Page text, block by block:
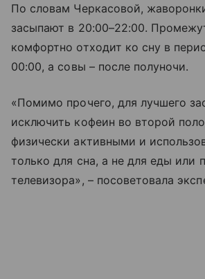
По словам Черкасовой,
засыпают в 20:00–22:00.
комфортно отходит ко сну в
00:00, а совы – после полуночи.
«Помимо прочего, для лучшего
исключить кофеин во второй
физически активными и
только для сна, а не для еды или
телевизора», – посоветовала